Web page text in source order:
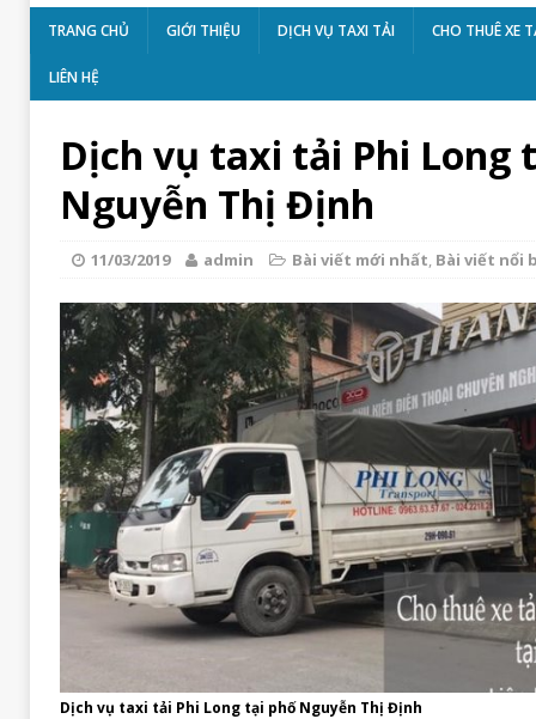
TRANG CHỦ GIỚI THIỆU DỊCH VỤ TAXI TẢI CHO THUÊ XE
LIÊN HỆ
Dịch vụ taxi tải Phi Long
Nguyễn Thị Định
11/03/2019 admin Bài viết mới nhất, Bài viết nổi
Dịch vụ taxi tải Phi Long tại phố Nguyễn Thị Định